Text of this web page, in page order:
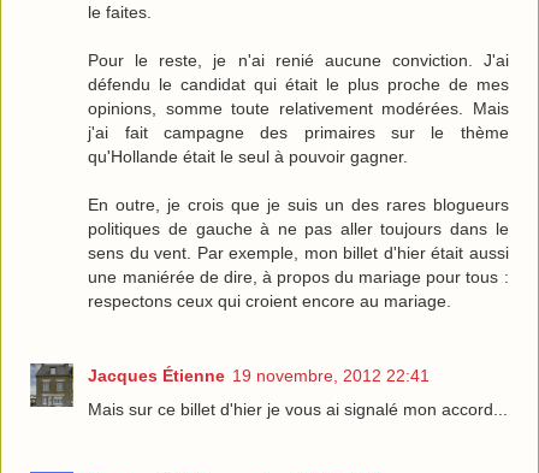
le faites.
Pour le reste, je n'ai renié aucune conviction. J'ai
défendu le candidat qui était le plus proche de mes
opinions, somme toute relativement modérées. Mais
j'ai fait campagne des primaires sur le thème
qu'Hollande était le seul à pouvoir gagner.
En outre, je crois que je suis un des rares blogueurs
politiques de gauche à ne pas aller toujours dans le
sens du vent. Par exemple, mon billet d'hier était aussi
une maniérée de dire, à propos du mariage pour tous :
respectons ceux qui croient encore au mariage.
Jacques Étienne 19 novembre, 2012 22:41
Mais sur ce billet d'hier je vous ai signalé mon accord...